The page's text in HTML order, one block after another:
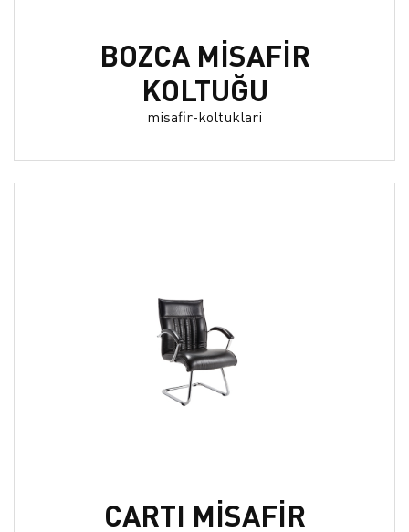
BOZCA MİSAFİR
KOLTUĞU
misafir-koltuklari
CARTI MİSAFİR